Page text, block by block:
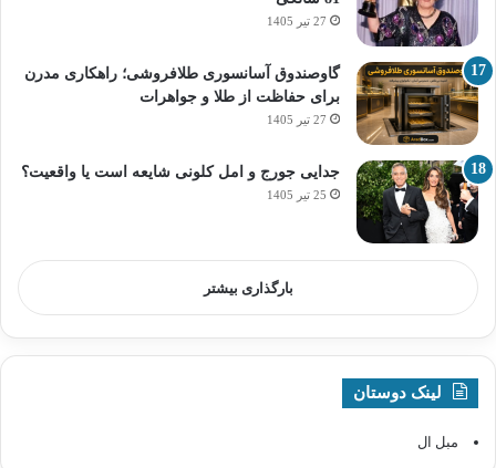
27 تیر 1405
گاوصندوق آسانسوری طلافروشی؛ راهکاری مدرن
برای حفاظت از طلا و جواهرات
27 تیر 1405
جدایی جورج و امل کلونی شایعه است یا واقعیت؟
25 تیر 1405
بارگذاری بیشتر
لینک دوستان
مبل ال